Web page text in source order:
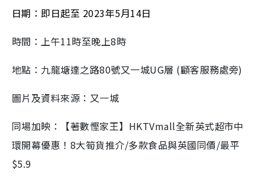
日期：即日起至 2023年5月14日
時間：上午11時至晚上8時
地點：九龍塘達之路80號又一城UG層 (顧客服務處旁)
圖片及資料來源：又一城
同場加映：【著數慳家王】HKTVmall全新英式超市中
環開幕優惠！8大筍貨推介/多款食品與英國同價/最平
$5.9